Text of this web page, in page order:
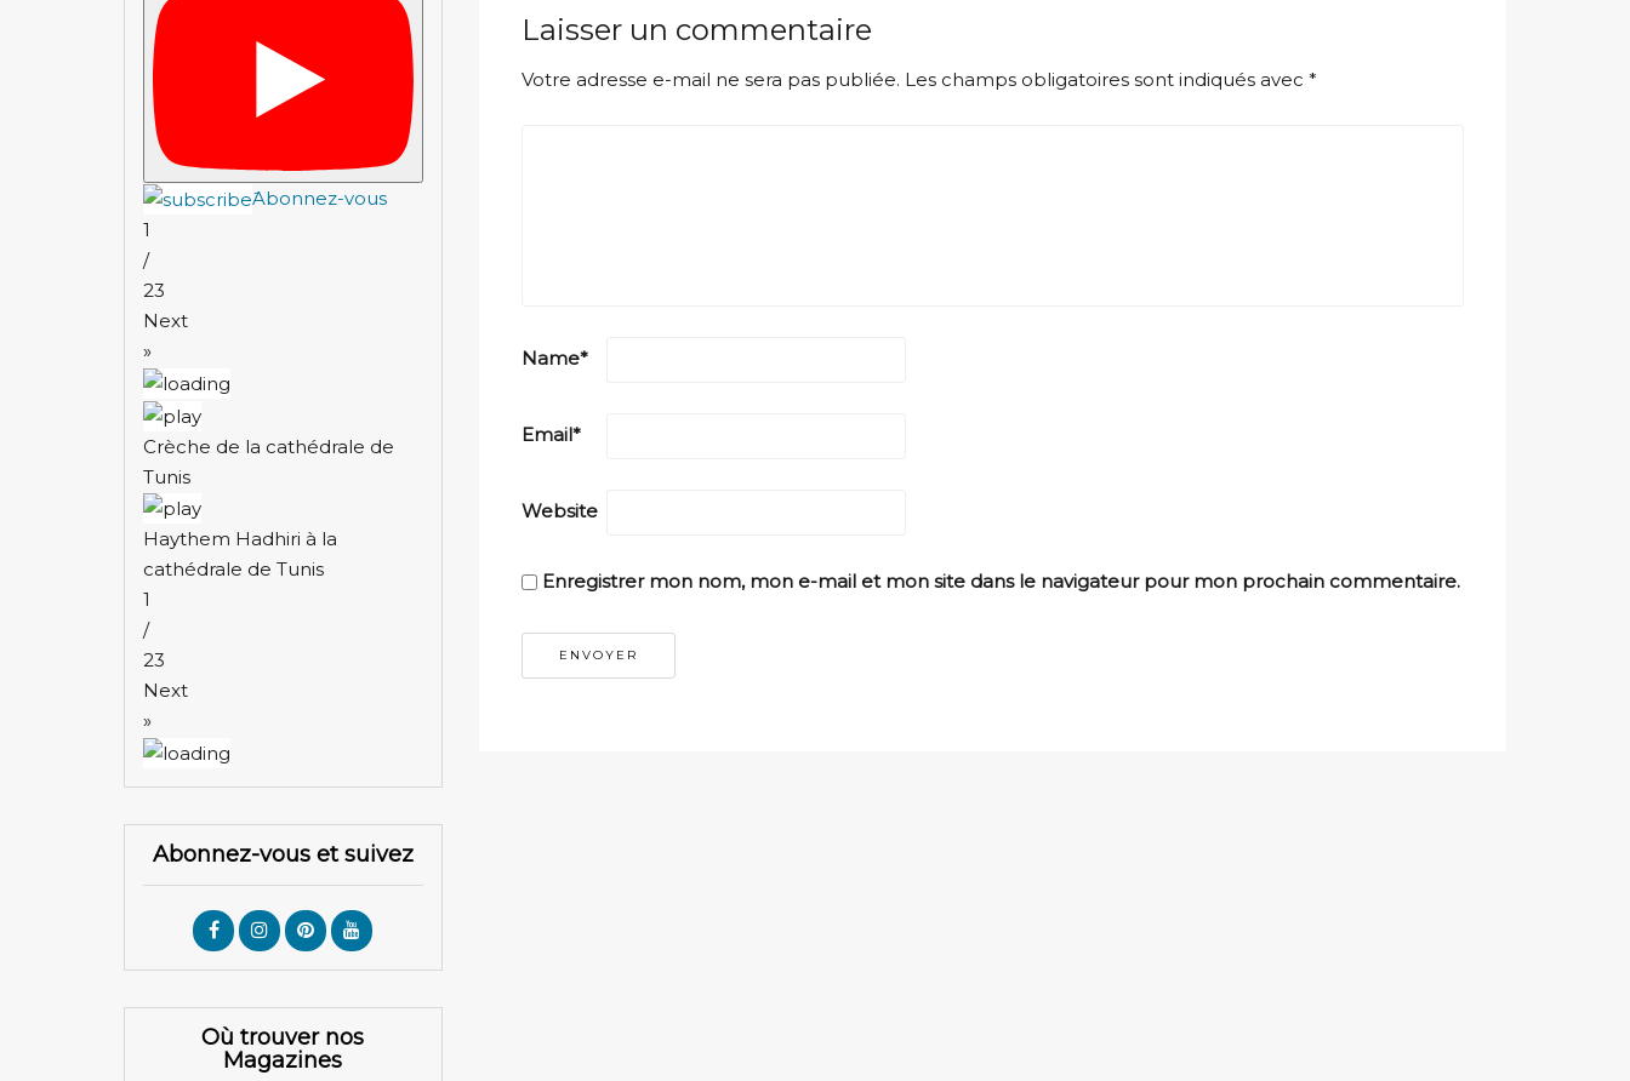
َAbonnez-vous
1
/
23
Next
»
Crèche de la cathédrale de
Tunis
Haythem Hadhiri à la
cathédrale de Tunis
1
/
23
Next
»
Abonnez-vous et suivez
Où trouver nos
Magazines
Laisser un commentaire
Votre adresse e-mail ne sera pas publiée. Les champs obligatoires sont indiqués avec *
Name*
Email*
Website
Enregistrer mon nom, mon e-mail et mon site dans le navigateur pour mon prochain commentaire.